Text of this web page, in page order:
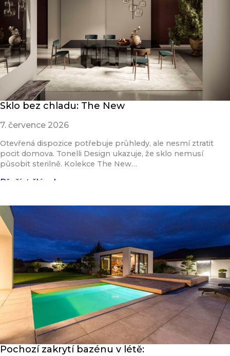
Sklo bez chladu: The New
7. července 2026
Otevřená dispozice potřebuje průhledy, ale nesmí ztratit
pocit domova. Tonelli Design ukazuje, že sklo nemusí
působit sterilně. Kolekce The New…
Přečíst článek
Pochozí zakrytí bazénu v létě: